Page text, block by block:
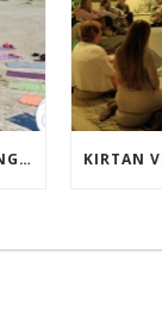
YOGA VAKANTIE TERSCHELLING 17 T/M 19 JULI